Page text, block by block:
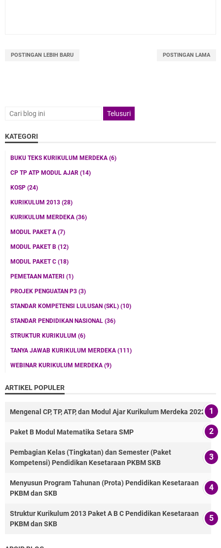
POSTINGAN LEBIH BARU POSTINGAN LAMA
KATEGORI
BUKU TEKS KURIKULUM MERDEKA (6)
CP TP ATP MODUL AJAR (14)
KOSP (24)
KURIKULUM 2013 (28)
KURIKULUM MERDEKA (36)
MODUL PAKET A (7)
MODUL PAKET B (12)
MODUL PAKET C (18)
PEMETAAN MATERI (1)
PROJEK PENGUATAN P3 (3)
STANDAR KOMPETENSI LULUSAN (SKL) (10)
STANDAR PENDIDIKAN NASIONAL (36)
STRUKTUR KURIKULUM (6)
TANYA JAWAB KURIKULUM MERDEKA (111)
WEBINAR KURIKULUM MERDEKA (9)
ARTIKEL POPULER
Mengenal CP, TP, ATP, dan Modul Ajar Kurikulum Merdeka 2022
Paket B Modul Matematika Setara SMP
Pembagian Kelas (Tingkatan) dan Semester (Paket
Kompetensi) Pendidikan Kesetaraan PKBM SKB
Menyusun Program Tahunan (Prota) Pendidikan Kesetaraan
PKBM dan SKB
Struktur Kurikulum 2013 Paket A B C Pendidikan Kesetaraan
PKBM dan SKB